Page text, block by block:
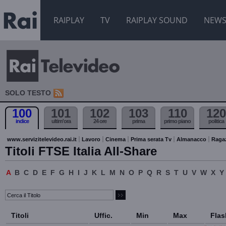
RAIPLAY TV RAIPLAY SOUND NEWS
SOLO TESTO
100
indice
101
ultim'ora
102
24 ore
103
prima
110
primo piano
120
politica
www.servizitelevideo.rai.it Lavoro Cinema Prima serata Tv Almanacco
Titoli FTSE Italia All-Share
A B C D E F G H I J K L M N O P Q R S T U V W X Y
Titoli Uffic. Min Max